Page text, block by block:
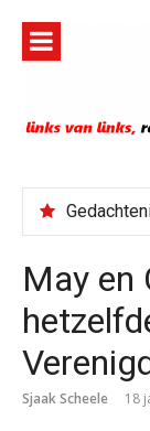
inhoud
May en
Sjaak Scheele 18